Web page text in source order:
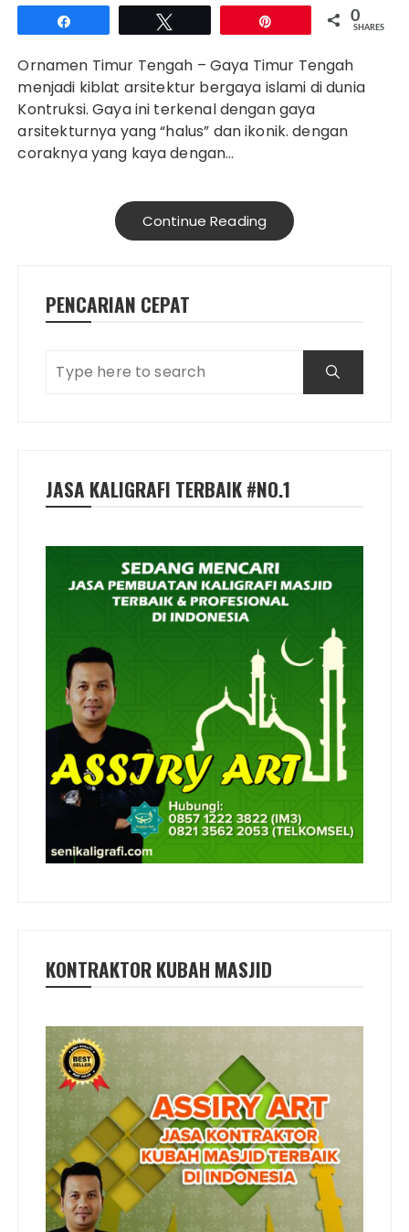
0
SHARES
Ornamen Timur Tengah – Gaya Timur Tengah
menjadi kiblat arsitektur bergaya islami di dunia
Kontruksi. Gaya ini terkenal dengan gaya
arsitekturnya yang “halus” dan ikonik. dengan
coraknya yang kaya dengan…
Continue Reading
PENCARIAN CEPAT
JASA KALIGRAFI TERBAIK #NO.1
KONTRAKTOR KUBAH MASJID